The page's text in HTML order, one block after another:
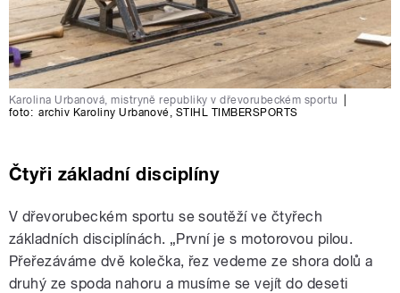
Karolina Urbanová, mistryně republiky v dřevorubeckém sportu
foto: archiv Karoliny Urbanové, STIHL TIMBERSPORTS
Čtyři základní disciplíny
V dřevorubeckém sportu se soutěží ve čtyřech
základních disciplínách. „První je s motorovou pilou.
Přeřezáváme dvě kolečka, řez vedeme ze shora dolů a
druhý ze spoda nahoru a musíme se vejít do deseti